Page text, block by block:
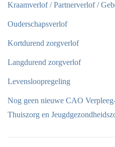
Kraamverlof / Partnerverlof /
Ouderschapsverlof
Kortdurend zorgverlof
Langdurend zorgverlof
Levensloopregeling
Nog geen nieuwe CAO
Thuiszorg en